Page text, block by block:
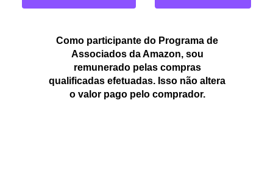
Como participante do Programa de
Associados da Amazon, sou
remunerado pelas compras
qualificadas efetuadas. Isso não altera
o valor pago pelo comprador.